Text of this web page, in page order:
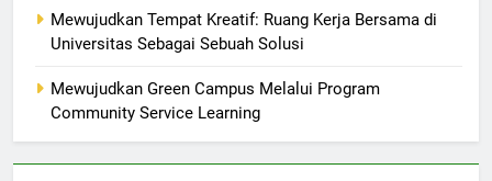
Mewujudkan Tempat Kreatif: Ruang Kerja Bersama di
Universitas Sebagai Sebuah Solusi
Mewujudkan Green Campus Melalui Program
Community Service Learning